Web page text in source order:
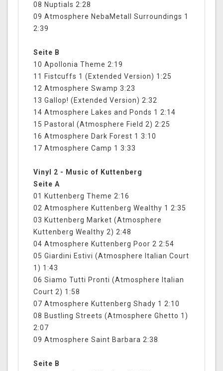
08 Nuptials 2:28
09 Atmosphere NebaMetall Surroundings 1
2:39
Seite B
10 Apollonia Theme 2:19
11 Fistcuffs 1 (Extended Version) 1:25
12 Atmosphere Swamp 3:23
13 Gallop! (Extended Version) 2:32
14 Atmosphere Lakes and Ponds 1 2:14
15 Pastoral (Atmosphere Field 2) 2:25
16 Atmosphere Dark Forest 1 3:10
17 Atmosphere Camp 1 3:33
Vinyl 2 - Music of Kuttenberg
Seite A
01 Kuttenberg Theme 2:16
02 Atmosphere Kuttenberg Wealthy 1 2:35
03 Kuttenberg Market (Atmosphere
Kuttenberg Wealthy 2) 2:48
04 Atmosphere Kuttenberg Poor 2 2:54
05 Giardini Estivi (Atmosphere Italian Court
1) 1:43
06 Siamo Tutti Pronti (Atmosphere Italian
Court 2) 1:58
07 Atmosphere Kuttenberg Shady 1 2:10
08 Bustling Streets (Atmosphere Ghetto 1)
2:07
09 Atmosphere Saint Barbara 2:38
Seite B